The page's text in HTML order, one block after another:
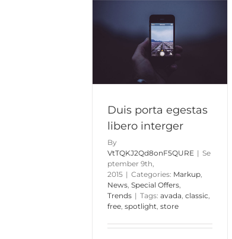
Duis porta egestas
libero interger
By
VtTQKJ2Qd8onF5QURE | Se
ptember 9th,
2015 | Categories: Markup
News Special Offers
Trends | Tags: avada classic
free spotlight store